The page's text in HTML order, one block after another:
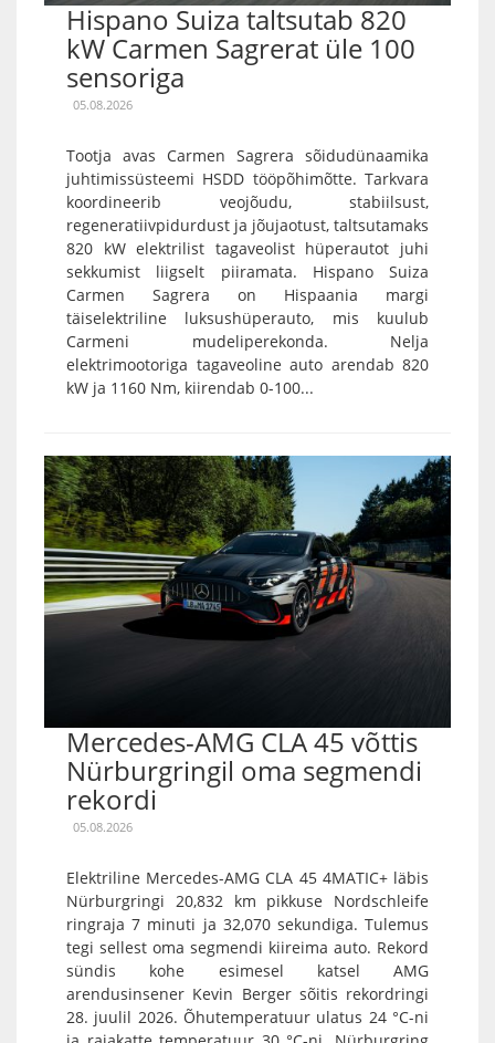
Hispano Suiza taltsutab 820
kW Carmen Sagrerat üle 100
sensoriga
05.08.2026
Tootja avas Carmen Sagrera sõidudünaamika
juhtimissüsteemi HSDD tööpõhimõtte. Tarkvara
koordineerib veojõudu, stabiilsust,
regeneratiivpidurdust ja jõujaotust, taltsutamaks
820 kW elektrilist tagaveolist hüperautot juhi
sekkumist liigselt piiramata. Hispano Suiza
Carmen Sagrera on Hispaania margi
täiselektriline luksushüperauto, mis kuulub
Carmeni mudeliperekonda. Nelja
elektrimootoriga tagaveoline auto arendab 820
kW ja 1160 Nm, kiirendab 0-100...
Mercedes-AMG CLA 45 võttis
Nürburgringil oma segmendi
rekordi
05.08.2026
Elektriline Mercedes-AMG CLA 45 4MATIC+ läbis
Nürburgringi 20,832 km pikkuse Nordschleife
ringraja 7 minuti ja 32,070 sekundiga. Tulemus
tegi sellest oma segmendi kiireima auto. Rekord
sündis kohe esimesel katsel AMG
arendusinsener Kevin Berger sõitis rekordringi
28. juulil 2026. Õhutemperatuur ulatus 24 °C-ni